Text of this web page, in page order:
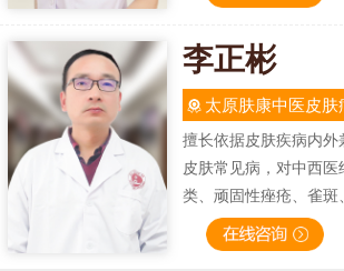
李正彬
太原肤康中医皮肤
擅长依据皮肤疾病内外
皮肤常见病，对中西
类、顽固性痤疮、雀斑